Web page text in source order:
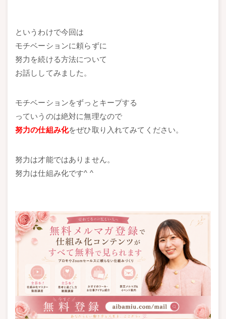
というわけで今回は
モチベーションに頼らずに
努力を続ける方法について
お話ししてみました。
モチベーションをずっとキープする
っていうのは絶対に無理なので
努力の仕組み化をぜひ取り入れてみてください。
努力は才能ではありません。
努力は仕組み化です^ ^